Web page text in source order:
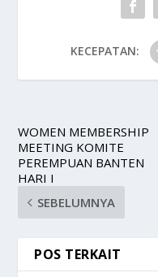
KECEPATAN:
WOMEN MEMBERSHIP
MEETING KOMITE
PEREMPUAN BANTEN
HARI I
SEBELUMNYA
POS TERKAIT